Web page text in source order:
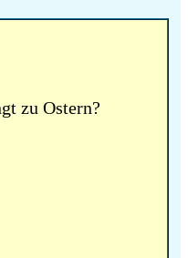
zu Ostern?